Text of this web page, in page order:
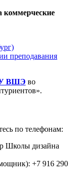
коммерческие
преподавания
ВШЭ во
по телефонам:
Школы дизайна
+7 916 290